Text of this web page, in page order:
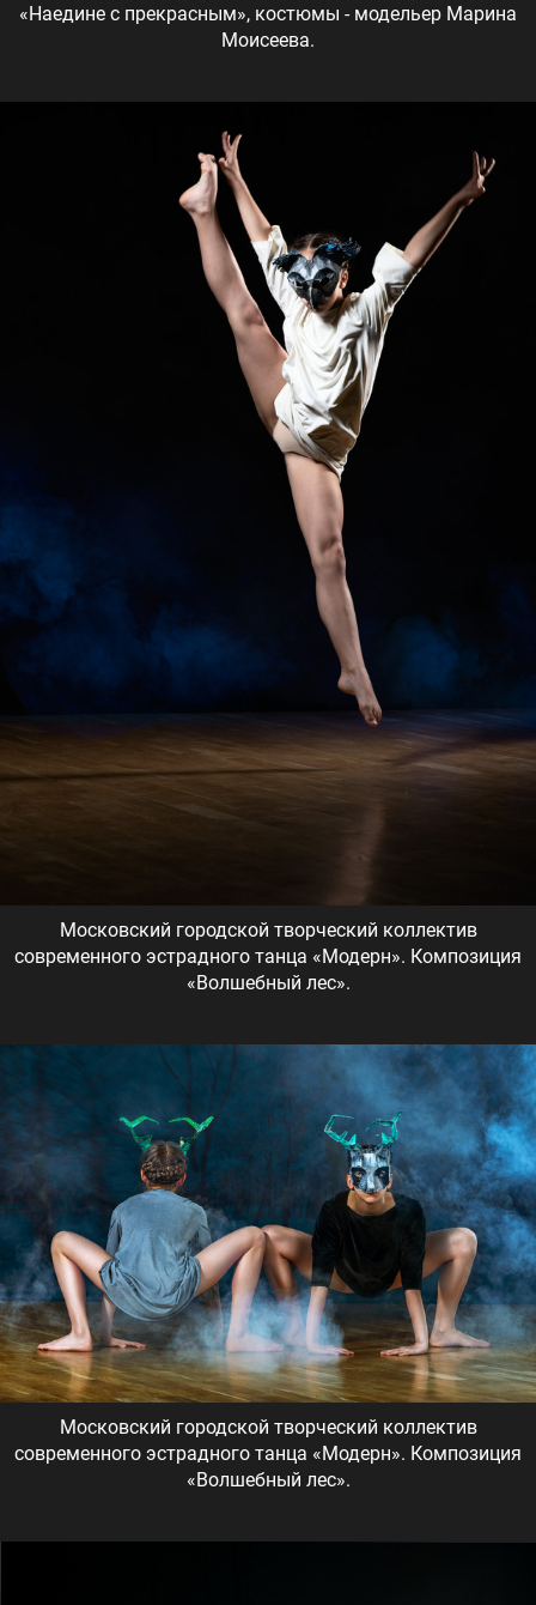
«Наедине с прекрасным», костюмы - модельер Марина
Моисеева.
Московский городской творческий коллектив
современного эстрадного танца «Модерн». Композиция
«Волшебный лес».
Московский городской творческий коллектив
современного эстрадного танца «Модерн». Композиция
«Волшебный лес».